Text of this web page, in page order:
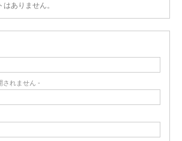
ありません。
されません -